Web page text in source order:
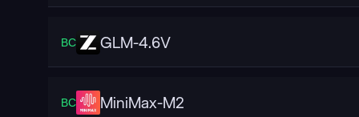
ВС GLM-4.6V
ВС MiniMax-M2